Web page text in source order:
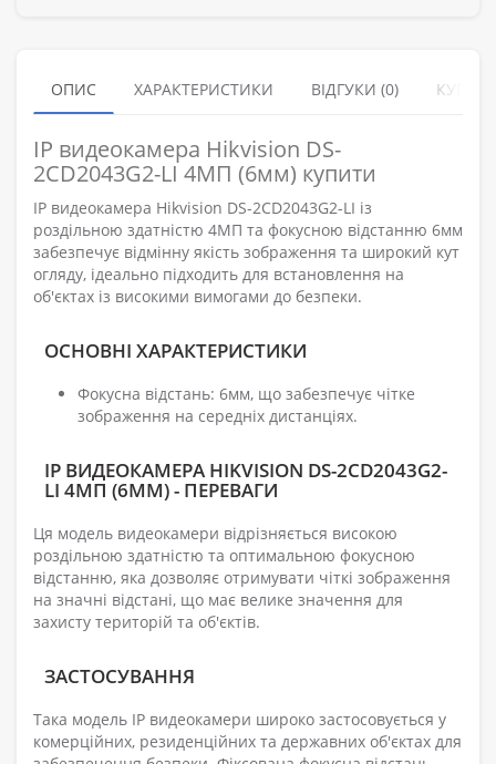
ОПИС ХАРАКТЕРИСТИКИ ВІДГУКИ (0)
IP видеокамера Hikvision DS-
2CD2043G2-LI 4МП (6мм) купити
IP видеокамера Hikvision DS-2CD2043G2-LI із
роздільною здатністю 4МП та фокусною відстанню 6мм
забезпечує відмінну якість зображення та широкий кут
огляду, ідеально підходить для встановлення на
об'єктах із високими вимогами до безпеки.
ОСНОВНІ ХАРАКТЕРИСТИКИ
Фокусна відстань: 6мм, що забезпечує чітке
зображення на середніх дистанціях.
IP ВИДЕОКАМЕРА HIKVISION DS-2CD2043G2-
LI 4МП (6ММ) - ПЕРЕВАГИ
Ця модель видеокамери відрізняється високою
роздільною здатністю та оптимальною фокусною
відстанню, яка дозволяє отримувати чіткі зображення
на значні відстані, що має велике значення для
захисту територій та об'єктів.
ЗАСТОСУВАННЯ
Така модель IP видеокамери широко застосовується у
комерційних, резиденційних та державних об'єктах для